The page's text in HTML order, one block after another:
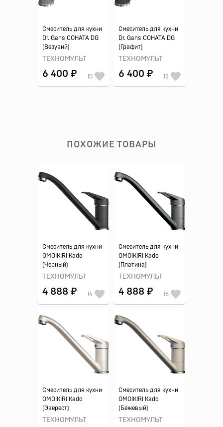
Смеситель для кухни
Dr. Gans СОНАТА DG
(Везувий)
ТЕХНОМУЛЬТ
6 400 ₽ 10
Смеситель для кухни
Dr. Gans СОНАТА DG
(Графит)
ТЕХНОМУЛЬТ
6 400 ₽ 12
ПОХОЖИЕ ТОВАРЫ
Смеситель для кухни
OMOIKIRI Kado
(Черный)
ТЕХНОМУЛЬТ
4 888 ₽ 14
Смеситель для кухни
OMOIKIRI Kado
(Платина)
ТЕХНОМУЛЬТ
4 888 ₽ 16
Смеситель для кухни
OMOIKIRI Kado
(Эверест)
ТЕХНОМУЛЬТ
Смеситель для кухни
OMOIKIRI Kado
(Бежевый)
ТЕХНОМУЛЬТ